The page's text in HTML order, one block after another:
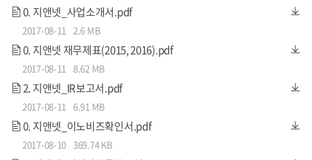
0. 지앤넷_사업소개서.pdf
2017-08-11 2.6 MB
0. 지앤넷 재무제표(2015, 2016).pdf
2017-08-11 8.62 MB
2. 지앤넷_IR보고서.pdf
2017-08-11 6.91 MB
0. 지앤넷_이노비즈확인서.pdf
2017-08-10 369.74 KB